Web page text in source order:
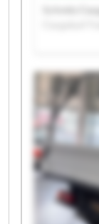
Schmitz
Store Lille
Cargobull
Store Lille
Schmitz
Cargobull
Store Lille
Schmitz
Cargobull
Store Lille
Schmitz
Cargobull
Store Lille